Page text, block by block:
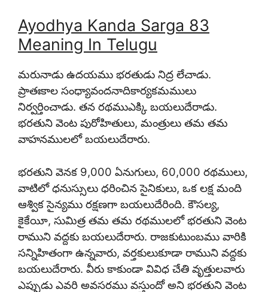
Ayodhya Kanda Sarga 83
Meaning In Telugu
మరునాడు ఉదయము భరతుడు నిద్ర లేచాడు.
ప్రాతఃకాల సంధ్యావందనాదికార్యకమములు
నిర్వర్తించాడు. తన రథముఎక్కి బయలుదేరాడు.
భరతుని వెంట పురోహితులు, మంత్రులు తమ తమ
వాహనములలో బయలుదేరారు.
భరతుని వెనక 9,000 ఏనుగులు, 60,000 రథములు,
వాటిలో ధనుస్సులు ధరించిన సైనికులు, ఒక లక్ష మంది
ఆశ్విక సైన్యము రక్షణగా బయలుదేరింది. కౌసల్య,
కైకేయీ, సుమిత్ర తమ తమ రథములలో భరతుని వెంట
రాముని వద్దకు బయలుదేరారు. రాజకుటుంబము వారికి
సన్నిహితంగా ఉన్నవారు, వర్తకులుకూడా రాముని వద్దకు
బయలుదేరారు. వీరు కాకుండా వివిధ చేతి వృత్తులవారు
ఎప్పుడు ఎవరి అవసరము వస్తుందో అని భరతుని వెంట